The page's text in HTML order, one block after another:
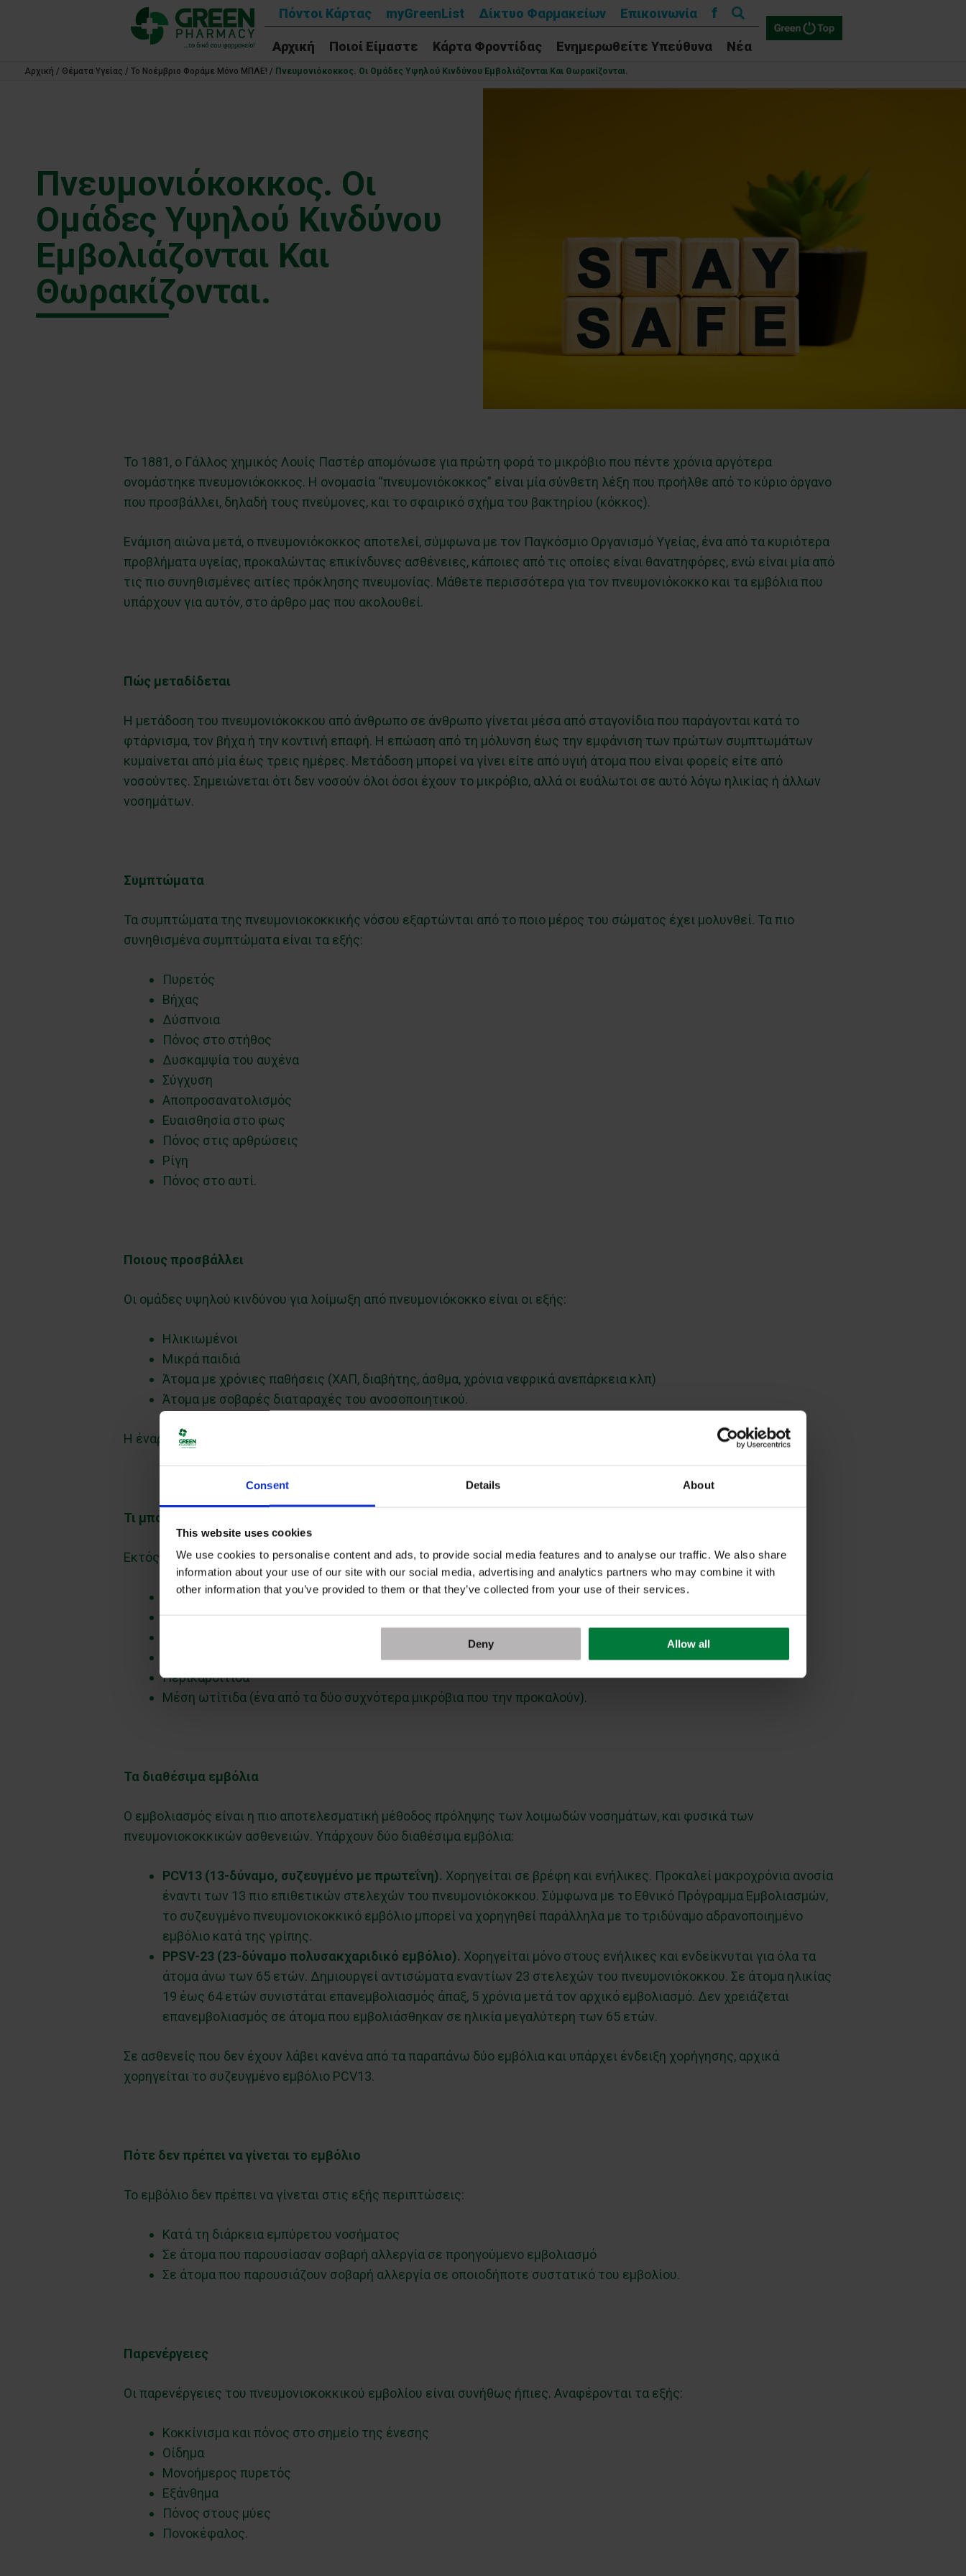
Consent Details About
This website uses cookies
We use cookies to personalise content and ads, to provide social media features and to analyse our traffic. We also share
information about your use of our site with our social media, advertising and analytics partners who may combine it with
other information that you’ve provided to them or that they’ve collected from your use of their services.
Deny Allow all
Πόντοι Κάρτας myGreenList Δίκτυο Φαρμακείων Επικοινωνία f
Αναζήτηση
για:
Αρχική
Ποιοί Είμαστε Κάρτα Φροντίδας Ενημερωθείτε Υπεύθυνα Νέα
Αρχική / Θέματα Υγείας / Το Νοέμβριο Φοράμε Μόνο ΜΠΛΕ! / Πνευμονιόκοκκος. Οι Ομάδες Υψηλού Κινδύνου Εμβολιάζονται Και Θωρακίζονται.
Πνευμονιόκοκκος. Οι
Ομάδες Υψηλού Κινδύνου
Εμβολιάζονται Και
Θωρακίζονται.
Το 1881, ο Γάλλος χημικός Λουίς Παστέρ απομόνωσε για πρώτη φορά το μικρόβιο που πέντε χρόνια αργότερα
ονομάστηκε πνευμονιόκοκκος. Η ονομασία “πνευμονιόκοκκος” είναι μία σύνθετη λέξη που προήλθε από το κύριο όργανο
που προσβάλλει, δηλαδή τους πνεύμονες, και το σφαιρικό σχήμα του βακτηρίου (κόκκος).
Ενάμιση αιώνα μετά, ο πνευμονιόκοκκος αποτελεί, σύμφωνα με τον Παγκόσμιο Οργανισμό Υγείας, ένα από τα κυριότερα
προβλήματα υγείας, προκαλώντας επικίνδυνες ασθένειες, κάποιες από τις οποίες είναι θανατηφόρες, ενώ είναι μία από
τις πιο συνηθισμένες αιτίες πρόκλησης πνευμονίας. Μάθετε περισσότερα για τον πνευμονιόκοκκο και τα εμβόλια που
υπάρχουν για αυτόν, στο άρθρο μας που ακολουθεί.
Πώς μεταδίδεται
Η μετάδοση του πνευμονιόκοκκου από άνθρωπο σε άνθρωπο γίνεται μέσα από σταγονίδια που παράγονται κατά το
φτάρνισμα, τον βήχα ή την κοντινή επαφή. Η επώαση από τη μόλυνση έως την εμφάνιση των πρώτων συμπτωμάτων
κυμαίνεται από μία έως τρεις ημέρες. Μετάδοση μπορεί να γίνει είτε από υγιή άτομα που είναι φορείς είτε από
νοσούντες. Σημειώνεται ότι δεν νοσούν όλοι όσοι έχουν το μικρόβιο, αλλά οι ευάλωτοι σε αυτό λόγω ηλικίας ή άλλων
νοσημάτων.
Συμπτώματα
Τα συμπτώματα της πνευμονιοκοκκικής νόσου εξαρτώνται από το ποιο μέρος του σώματος έχει μολυνθεί. Τα πιο
συνηθισμένα συμπτώματα είναι τα εξής:
Πυρετός
Βήχας
Δύσπνοια
Πόνος στο στήθος
Δυσκαμψία του αυχένα
Σύγχυση
Αποπροσανατολισμός
Ευαισθησία στο φως
Πόνος στις αρθρώσεις
Ρίγη
Πόνος στο αυτί.
Ποιους προσβάλλει
Οι ομάδες υψηλού κινδύνου για λοίμωξη από πνευμονιόκοκκο είναι οι εξής:
Ηλικιωμένοι
Μικρά παιδιά
Άτομα με χρόνιες παθήσεις (ΧΑΠ, διαβήτης, άσθμα, χρόνια νεφρικά ανεπάρκεια κλπ)
Άτομα με σοβαρές διαταραχές του ανοσοποιητικού.
Η έναρξη της νόσου είναι πολλές φορές αιφνίδια και συνοδεύεται με υψηλή θνητότητα στις παραπάνω ομάδες.
Τι μπορεί να προκαλέσει
Εκτός από πνευμονία, ο πνευμονιόκοκκος προκαλεί ακόμη πολλούς τύπους λοιμώξεων. Αναφέρουμε ενδεικτικά:
Μηνιγγίτιδα
Οστεομυελίτιδα
Περικαρδίτιδα
Μέση ωτίτιδα (ένα από τα δύο συχνότερα μικρόβια που την προκαλούν).
Τα διαθέσιμα εμβόλια
Ο εμβολιασμός είναι η πιο αποτελεσματική μέθοδος πρόληψης των λοιμωδών νοσημάτων, και φυσικά των
πνευμονιοκοκκικών ασθενειών. Υπάρχουν δύο διαθέσιμα εμβόλια:
PCV13 (13-δύναμο, συζευγμένο με πρωτεΐνη). Χορηγείται σε βρέφη και ενήλικες. Προκαλεί μακροχρόνια ανοσία
έναντι των 13 πιο επιθετικών στελεχών του πνευμονιόκοκκου. Σύμφωνα με το Εθνικό Πρόγραμμα Εμβολιασμών,
το συζευγμένο πνευμονιοκοκκικό εμβόλιο μπορεί να χορηγηθεί παράλληλα με το τριδύναμο αδρανοποιημένο
εμβόλιο κατά της γρίπης.
PPSV-23 (23-δύναμο πολυσακχαριδικό εμβόλιο). Χορηγείται μόνο στους ενήλικες και ενδείκνυται για όλα τα
άτομα άνω των 65 ετών. Δημιουργεί αντισώματα εναντίων 23 στελεχών του πνευμονιόκοκκου. Σε άτομα ηλικίας
19 έως 64 ετών συνιστάται επανεμβολιασμός άπαξ, 5 χρόνια μετά τον αρχικό εμβολιασμό. Δεν χρειάζεται
επανεμβολιασμός σε άτομα που εμβολιάσθηκαν σε ηλικία μεγαλύτερη των 65 ετών.
Σε ασθενείς που δεν έχουν λάβει κανένα από τα παραπάνω δύο εμβόλια και υπάρχει ένδειξη χορήγησης, αρχικά
χορηγείται το συζευγμένο εμβόλιο PCV13.
Πότε δεν πρέπει να γίνεται το εμβόλιο
Το εμβόλιο δεν πρέπει να γίνεται στις εξής περιπτώσεις:
Κατά τη διάρκεια εμπύρετου νοσήματος
Σε άτομα που παρουσίασαν σοβαρή αλλεργία σε προηγούμενο εμβολιασμό
Σε άτομα που παρουσιάζουν σοβαρή αλλεργία σε οποιοδήποτε συστατικό του εμβολίου.
Παρενέργειες
Οι παρενέργειες του πνευμονιοκοκκικού εμβολίου είναι συνήθως ήπιες. Αναφέρονται τα εξής:
Κοκκίνισμα και πόνος στο σημείο της ένεσης
Οίδημα
Μονοήμερος πυρετός
Εξάνθημα
Πόνος στους μύες
Πονοκέφαλος.